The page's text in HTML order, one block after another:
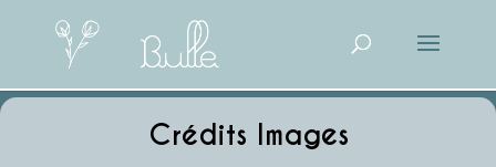
Crédits Images